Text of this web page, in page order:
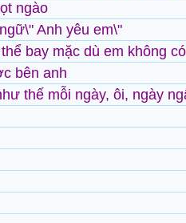
ngào
Anh yêu em\"
bay mặc dù em không
bên anh
thế mỗi ngày, ôi, ngày